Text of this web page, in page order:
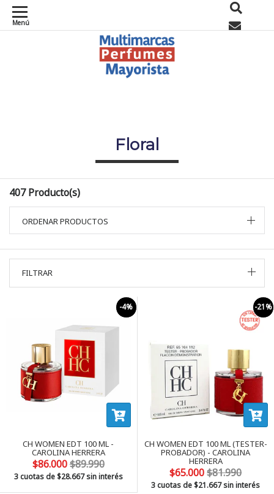
Menú
Floral
407 Producto(s)
ORDENAR PRODUCTOS
FILTRAR
-4%
CH WOMEN EDT 100 ML -
CAROLINA HERRERA
$86.000$89.990
3 cuotas de$28.667sin interés
-21%
CH WOMEN EDT 100 ML (TESTER-
PROBADOR) - CAROLINA
HERRERA
$65.000$81.990
3 cuotas de$21.667sin interés